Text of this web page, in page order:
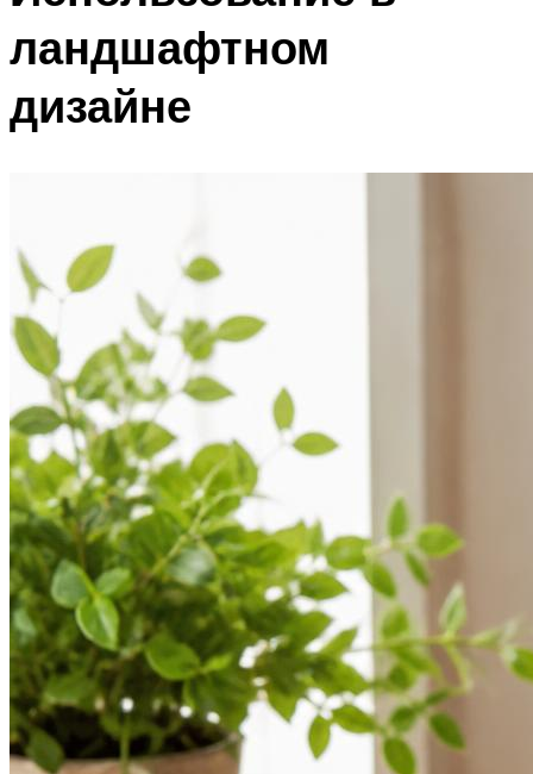
ландшафтном
дизайне